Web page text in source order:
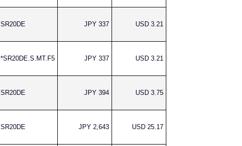
SR20DE JPY 337 USD 3.21
*SR20DE.S.MT.F5 JPY 337 USD 3.21
SR20DE JPY 394 USD 3.75
SR20DE JPY 2,643 USD 25.17